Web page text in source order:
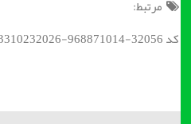
مرتبط:
کد BSC : 46341183310232026-968871014-32056;